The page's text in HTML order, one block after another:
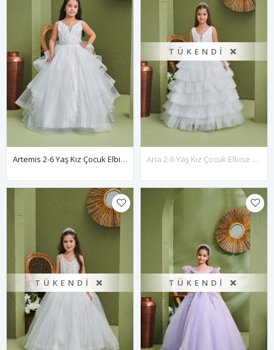
Artemis 2-6 Yaş Kız Çocuk Elbise 20163 Kırık Beyaz
TÜKENDI ❌
Aria 2-6 Yaş Kız Çocuk Elbise 20162 Kırık Beyaz
TÜKENDI ❌ TÜKENDI ❌